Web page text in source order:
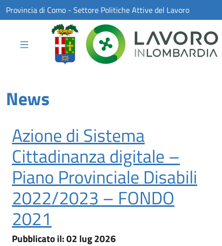
Skip to Main Content
Provincia di Como - Settore Politiche Attive del Lavoro
News
Azione di Sistema
Cittadinanza digitale –
Piano Provinciale Disabili
2022/2023 – FONDO
2021
Pubblicato il:02 lug 2026